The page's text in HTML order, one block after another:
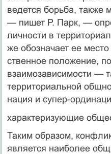
ведется борьба, также
— пишет Р. Парк, —
личности в
же обозначает ее
ственное положение,
взаимозависимос­ти —
территориальной
нация и супер-
характеризующие
Таким образом,
является на­иболее